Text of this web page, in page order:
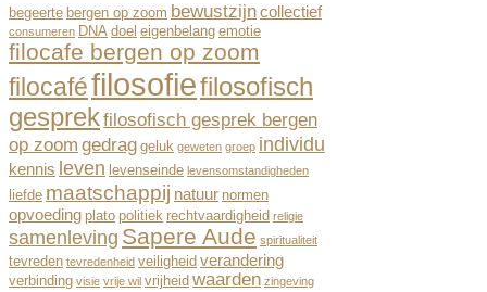
begeerte bergen op zoom bewustzijncollectief
consumeren DNA doel eigenbelang emotie
filocafe bergen op zoom
filocaféfilosofiefilosofisch
gesprekfilosofisch gesprek bergen
op zoom gedrag geluk geweten groep individu
kennis leven levenseinde levensomstandigheden
liefde maatschappij natuur normen
opvoeding plato politiek rechtvaardigheid religie
samenleving Sapere Aude spiritualiteit
tevreden tevredenheid veiligheid verandering
verbinding visie vrije wil vrijheid waarden zingeving